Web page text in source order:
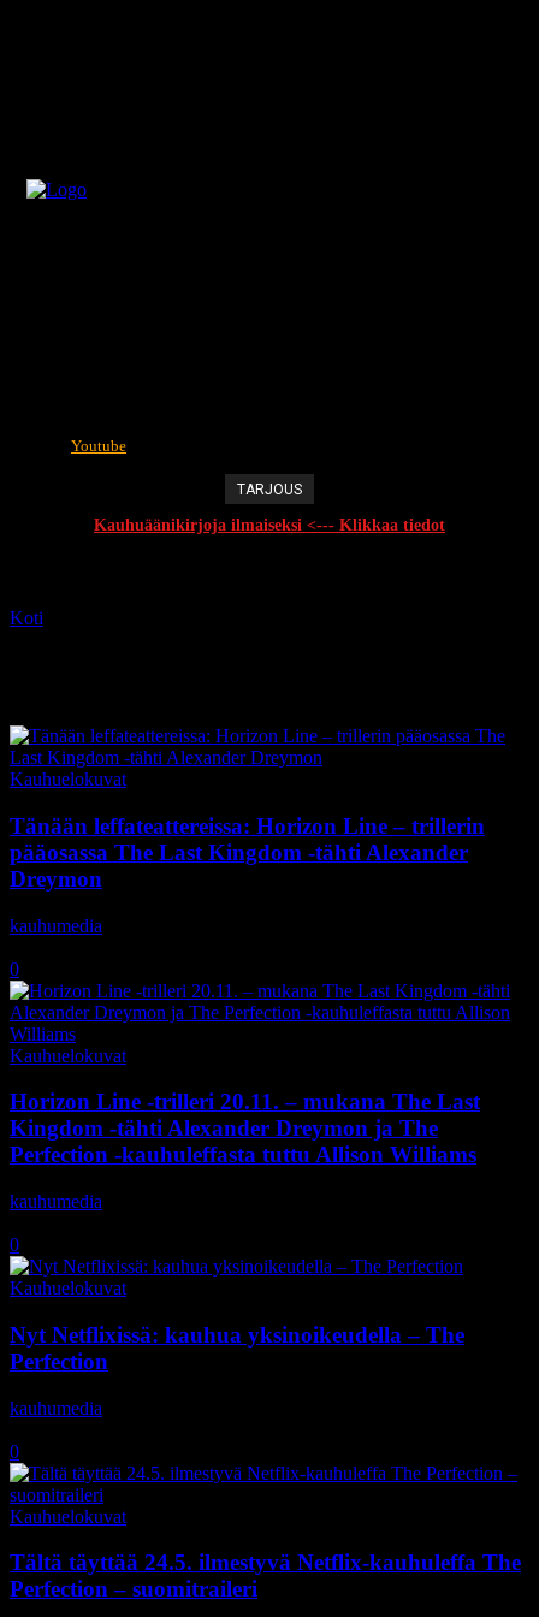
Youtube
TARJOUS
Kauhuäänikirjoja ilmaiseksi <--- Klikkaa tiedot
Koti
Kauhuelokuvat
Tänään leffateattereissa: Horizon Line – trillerin
pääosassa The Last Kingdom -tähti Alexander
Dreymon
kauhumedia
0
Kauhuelokuvat
Horizon Line -trilleri 20.11. – mukana The Last
Kingdom -tähti Alexander Dreymon ja The
Perfection -kauhuleffasta tuttu Allison Williams
kauhumedia
0
Kauhuelokuvat
Nyt Netflixissä: kauhua yksinoikeudella – The
Perfection
kauhumedia
0
Kauhuelokuvat
Tältä täyttää 24.5. ilmestyvä Netflix-kauhuleffa The
Perfection – suomitraileri